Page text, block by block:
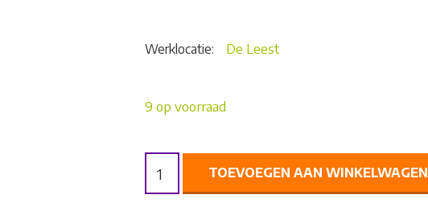
Werklocatie: De Leest
9 op voorraad
POTJE
AANTAL
TOEVOEGEN AAN WINKELWAGEN